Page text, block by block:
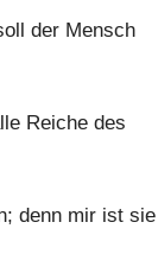
der Mensch
Reiche des
denn mir ist sie